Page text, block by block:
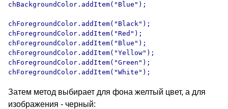
chBackgroundColor.addItem("Blue");
chForegroundColor.addItem("Black");
chForegroundColor.addItem("Red");
chForegroundColor.addItem("Blue");
chForegroundColor.addItem("Yellow");
chForegroundColor.addItem("Green");
Затем метод выбирает для фона желтый цвет, а для
изображения - черный: